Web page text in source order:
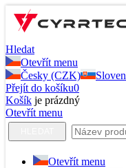
Hledat
Otevřít menu
Česky (CZK)
Přejít do košíku0
Košík je prázdný
Otevřít menu
Otevřít menu